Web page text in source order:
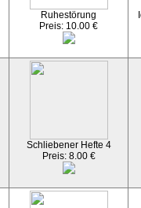
Ruhestörung
Preis: 10.00 €
Schliebener Hefte 4
Preis: 8.00 €